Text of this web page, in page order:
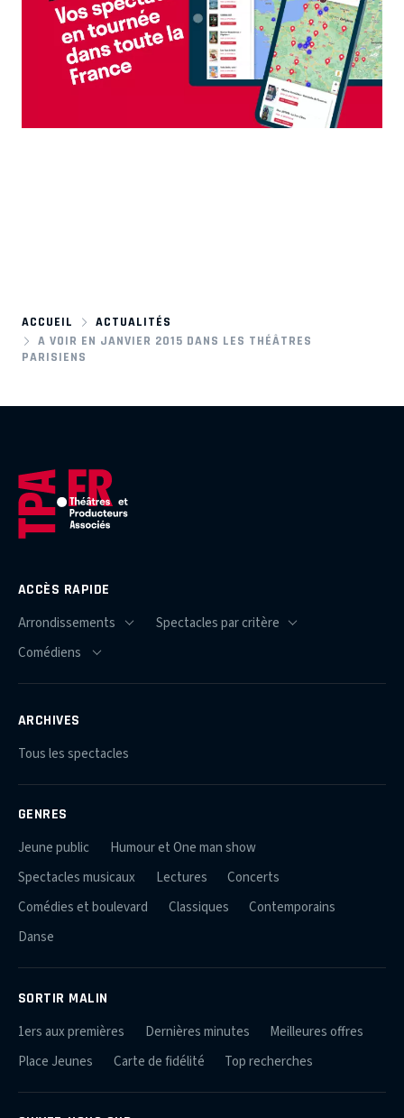
ACCUEIL
ACTUALITÉS
A VOIR EN JANVIER 2015 DANS LES THÉÂTRES
PARISIENS
ACCÈS RAPIDE
ARCHIVES
Tous les spectacles
GENRES
Jeune public
Humour et One man show
Spectacles musicaux
Lectures
Concerts
Comédies et boulevard
Classiques
Contemporains
Danse
SORTIR MALIN
1ers aux premières Dernières minutes
Meilleures offres
Place Jeunes
Carte de fidélité Top recherches